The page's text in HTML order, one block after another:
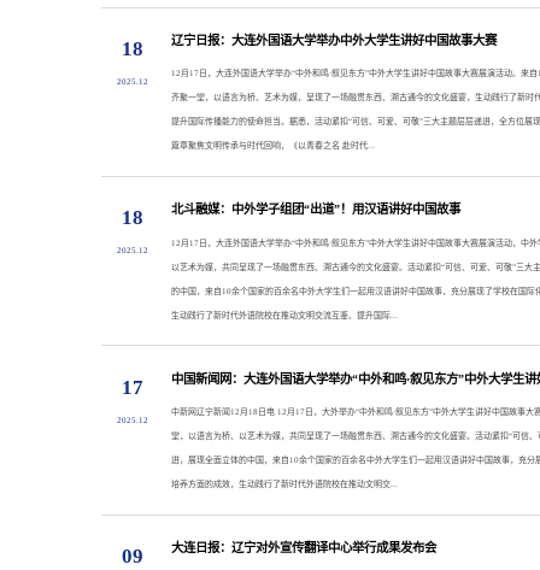
18
2025.12
辽宁日报：大连外国语大学举办中外大学生讲好中国故事大赛
​12月17日，大连外国语大学举办“中外和鸣·叙见东方”中外大学生讲好中国故事大赛展演活动。来
齐聚一堂，以语言为桥、艺术为媒，呈现了一场融贯东西、溯古通今的文化盛宴，生动践行了新时
提升国际传播能力的使命担当。据悉，活动紧扣“可信、可爱、可敬”三大主题层层递进，全方位展
篇章聚焦文明传承与时代回响，《以青春之名 赴时代...
18
2025.12
北斗融媒：中外学子组团“出道”！用汉语讲好中国故事
12月17日，大连外国语大学举办“中外和鸣·叙见东方”中外大学生讲好中国故事大赛展演活动，中
以艺术为媒，共同呈现了一场融贯东西、溯古通今的文化盛宴。活动紧扣“可信、可爱、可敬”三大
的中国，来自10余个国家的百余名中外大学生们一起用汉语讲好中国故事，充分展现了学校在国际
生动践行了新时代外语院校在推动文明交流互鉴、提升国际...
17
2025.12
中国新闻网：大连外国语大学举办“中外和鸣·叙见东方”中外大学生
中新网辽宁新闻12月18日电 12月17日，大外举办“中外和鸣·叙见东方”中外大学生讲好中国故事大
堂，以语言为桥、以艺术为媒，共同呈现了一场融贯东西、溯古通今的文化盛宴。活动紧扣“可信
进，展现全面立体的中国，来自10余个国家的百余名中外大学生们一起用汉语讲好中国故事，充分
培养方面的成效，生动践行了新时代外语院校在推动文明交...
09 大连日报：辽宁对外宣传翻译中心举行成果发布会